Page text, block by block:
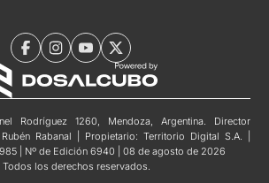
Rodríguez 1260, Mendoza, Argentina. Director
Rabanal | Propietario: Territorio Digital S.A. |
| Nº de Edición 6940 | 08 de agosto de 2026
los derechos reservados.